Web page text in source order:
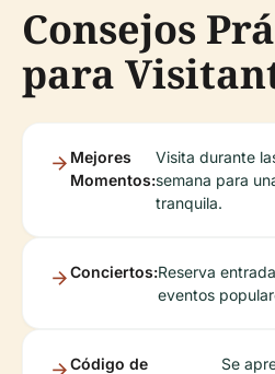
Consejos
para
Mejores
Momentos:
Visita durante
semana para
tranquila.
Conciertos:Reserva
eventos
Código de
Se